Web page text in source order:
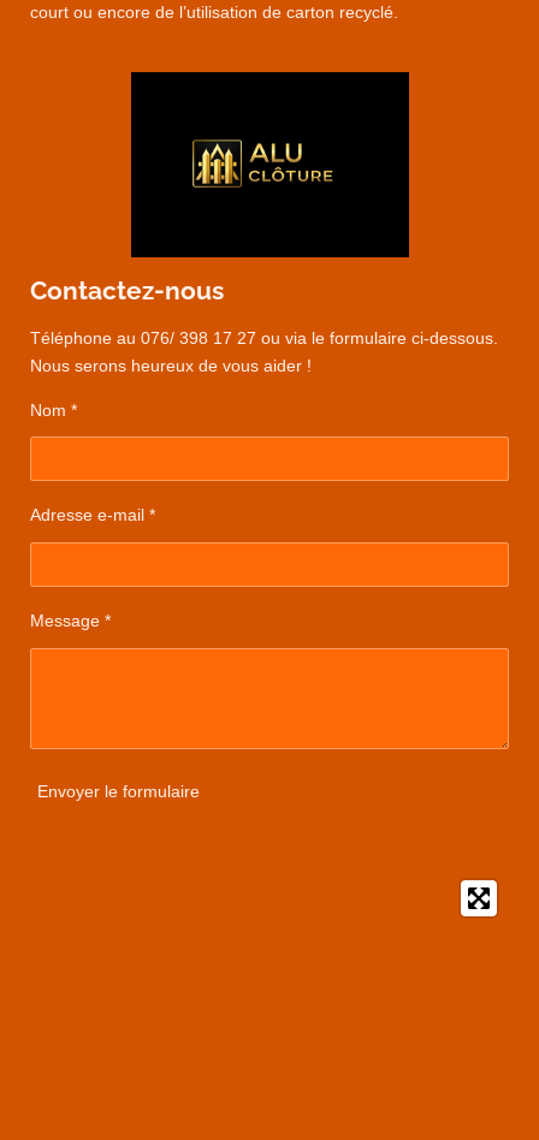
court ou encore de l’utilisation de carton recyclé.
Contactez-nous
Téléphone au 076/ 398 17 27 ou via le formulaire ci-dessous.
Nous serons heureux de vous aider !
Nom *
Adresse e-mail *
Message *
Envoyer le formulaire